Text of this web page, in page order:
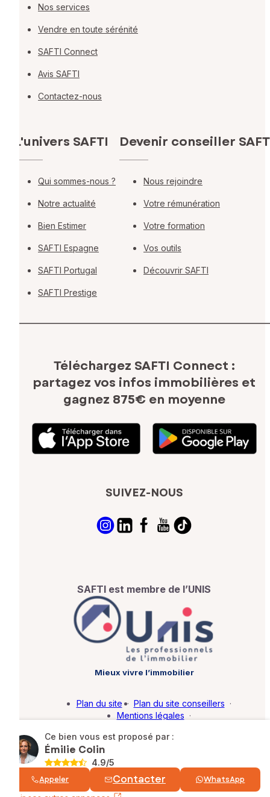
Ce bien vous est proposé par :
Émilie Colin
4.9/5
Appeler Contacter WhatsApp
Nos services
Vendre en toute sérénité
SAFTI Connect
Avis SAFTI
Contactez-nous
L'univers SAFTI
Qui sommes-nous ?
Notre actualité
Bien Estimer
SAFTI Espagne
SAFTI Portugal
SAFTI Prestige
Devenir conseiller
Nous rejoindre
Votre rémunération
Votre formation
Vos outils
Découvrir SAFTI
Téléchargez SAFTI Connect :
partagez vos infos immobilières et
gagnez 875€ en moyenne
SUIVEZ-NOUS
SAFTI est membre de l’UNIS
Mieux vivre l’immobilier
© SAFTI 2026. Tous droits réservés.
Plan du site · Plan du site conseillers ·
Mentions légales ·
Barème d'honoraires · Paramétrer mes cookies